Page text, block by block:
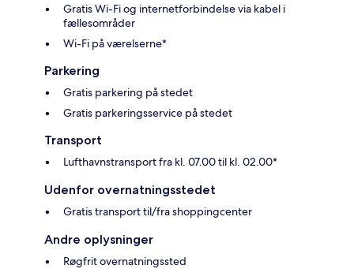
Gratis Wi-Fi og internetforbindelse via kabel i
fællesområder
Wi-Fi på værelserne*
Parkering
Gratis parkering på stedet
Gratis parkeringsservice på stedet
Transport
Lufthavnstransport fra kl. 07.00 til kl. 02.00*
Udenfor overnatningsstedet
Gratis transport til/fra shoppingcenter
Andre oplysninger
Røgfrit overnatningssted